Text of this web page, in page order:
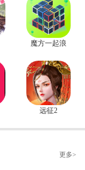
魔方一起浪
远征2
更多>